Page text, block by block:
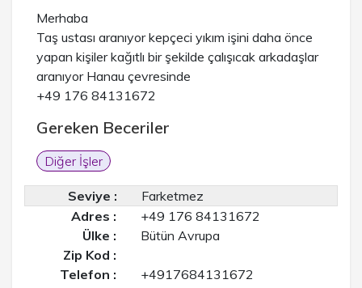
Merhaba
Taş ustası aranıyor kepçeci yıkım işini daha önce
yapan kişiler kağıtlı bir şekilde çalışıcak arkadaşlar
aranıyor Hanau çevresinde
‪+49 176 84131672‬
Gereken Beceriler
Diğer İşler
Seviye :
Farketmez
Adres :
+49 176 84131672‬
Ülke :
Bütün Avrupa
Zip Kod :
Telefon :
+4917684131672‬